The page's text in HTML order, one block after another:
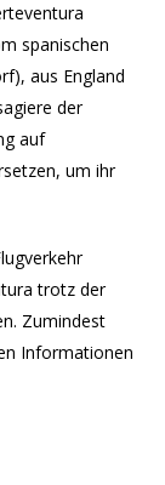
spanischen
aus England
der
auf
um ihr
trotz der
Zumindest
Informationen